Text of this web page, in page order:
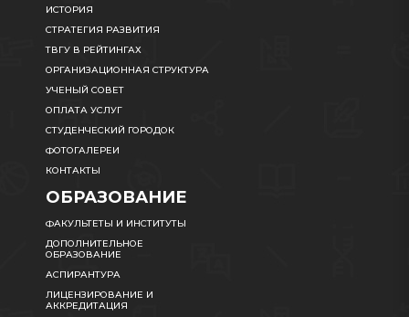
ИСТОРИЯ
СТРАТЕГИЯ РАЗВИТИЯ
ТВГУ В РЕЙТИНГАХ
ОРГАНИЗАЦИОННАЯ СТРУКТУРА
УЧЕНЫЙ СОВЕТ
ОПЛАТА УСЛУГ
СТУДЕНЧЕСКИЙ ГОРОДОК
ФОТОГАЛЕРЕИ
КОНТАКТЫ
ОБРАЗОВАНИЕ
ФАКУЛЬТЕТЫ И ИНСТИТУТЫ
ДОПОЛНИТЕЛЬНОЕ
ОБРАЗОВАНИЕ
АСПИРАНТУРА
ЛИЦЕНЗИРОВАНИЕ И
АККРЕДИТАЦИЯ